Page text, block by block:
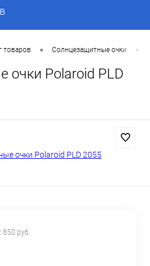
товаров • Солнцезащитные очки •
очки Polaroid PLD
850 руб.